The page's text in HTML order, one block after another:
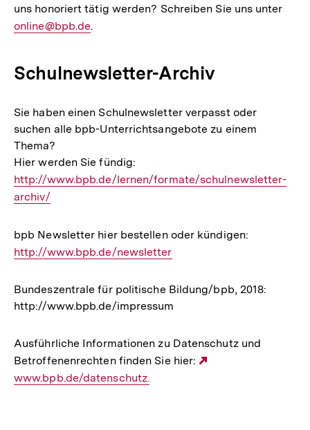
uns honoriert tätig werden? Schreiben Sie uns unter
online@bpb.de.
Schulnewsletter-Archiv
Sie haben einen Schulnewsletter verpasst oder
suchen alle bpb-Unterrichtsangebote zu einem
Thema?
Hier werden Sie fündig:
Interner
Link:
http://www.bpb.de/lernen/formate/schulnewsletter-
archiv/
bpb Newsletter hier bestellen oder kündigen:
http://www.bpb.de/newsletter
Bundeszentrale für politische Bildung/bpb, 2018:
http://www.bpb.de/impressum
Ausführliche Informationen zu Datenschutz und
Betroffenenrechten finden Sie hier:
www.bpb.de/datenschutz.